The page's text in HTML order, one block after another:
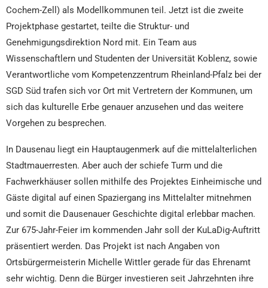
Cochem-Zell) als Modellkommunen teil. Jetzt ist die zweite
Projektphase gestartet, teilte die Struktur- und
Genehmigungsdirektion Nord mit. Ein Team aus
Wissenschaftlern und Studenten der Universität Koblenz, sowie
Verantwortliche vom Kompetenzzentrum Rheinland-Pfalz bei der
SGD Süd trafen sich vor Ort mit Vertretern der Kommunen, um
sich das kulturelle Erbe genauer anzusehen und das weitere
Vorgehen zu besprechen.
In Dausenau liegt ein Hauptaugenmerk auf die mittelalterlichen
Stadtmauerresten. Aber auch der schiefe Turm und die
Fachwerkhäuser sollen mithilfe des Projektes Einheimische und
Gäste digital auf einen Spaziergang ins Mittelalter mitnehmen
und somit die Dausenauer Geschichte digital erlebbar machen.
Zur 675-Jahr-Feier im kommenden Jahr soll der KuLaDig-Auftritt
präsentiert werden. Das Projekt ist nach Angaben von
Ortsbürgermeisterin Michelle Wittler gerade für das Ehrenamt
sehr wichtig. Denn die Bürger investieren seit Jahrzehnten ihre